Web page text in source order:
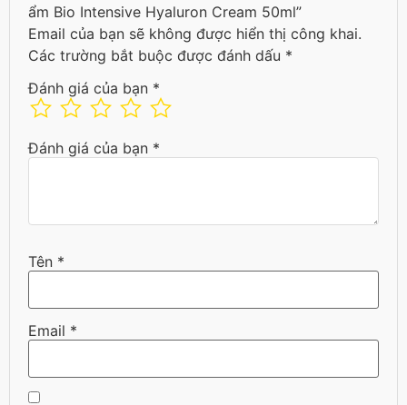
ẩm Bio Intensive Hyaluron Cream 50ml”
Email của bạn sẽ không được hiển thị công khai.
Các trường bắt buộc được đánh dấu *
Đánh giá của bạn *
Đánh giá của bạn *
Tên *
Email *